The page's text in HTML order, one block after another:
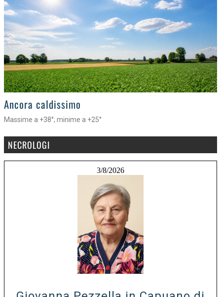
>
Ancora caldissimo
Massime a +38°; minime a +25°
NECROLOGI
3/8/2026